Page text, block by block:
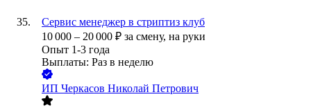
Сервис менеджер в стриптиз клуб
10 000 – 20 000 ₽ за смену, на руки
Опыт 1-3 года
Выплаты: Раз в неделю
ИП Черкасов Николай Петрович